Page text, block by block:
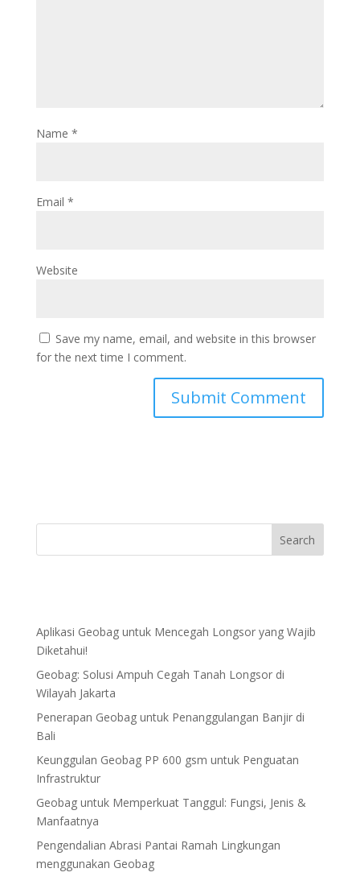
Name *
Email *
Website
Save my name, email, and website in this browser
for the next time I comment.
Aplikasi Geobag untuk Mencegah Longsor yang Wajib
Diketahui!
Geobag: Solusi Ampuh Cegah Tanah Longsor di
Wilayah Jakarta
Penerapan Geobag untuk Penanggulangan Banjir di
Bali
Keunggulan Geobag PP 600 gsm untuk Penguatan
Infrastruktur
Geobag untuk Memperkuat Tanggul: Fungsi, Jenis &
Manfaatnya
Pengendalian Abrasi Pantai Ramah Lingkungan
menggunakan Geobag